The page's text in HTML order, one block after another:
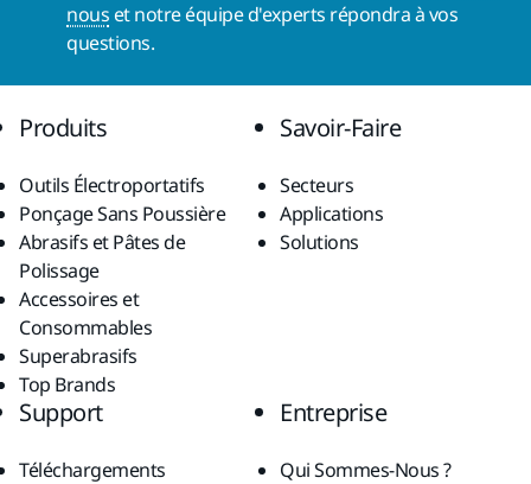
nous et notre équipe d'experts répondra à vos
questions.
Produits
Outils Électroportatifs
Ponçage Sans Poussière
Abrasifs et Pâtes de
Polissage
Accessoires et
Consommables
Superabrasifs
Top Brands
Savoir-Faire
Secteurs
Applications
Solutions
Support
Téléchargements
Entreprise
Qui Sommes-Nous ?